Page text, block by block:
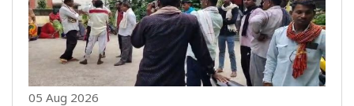
05 Aug 2026